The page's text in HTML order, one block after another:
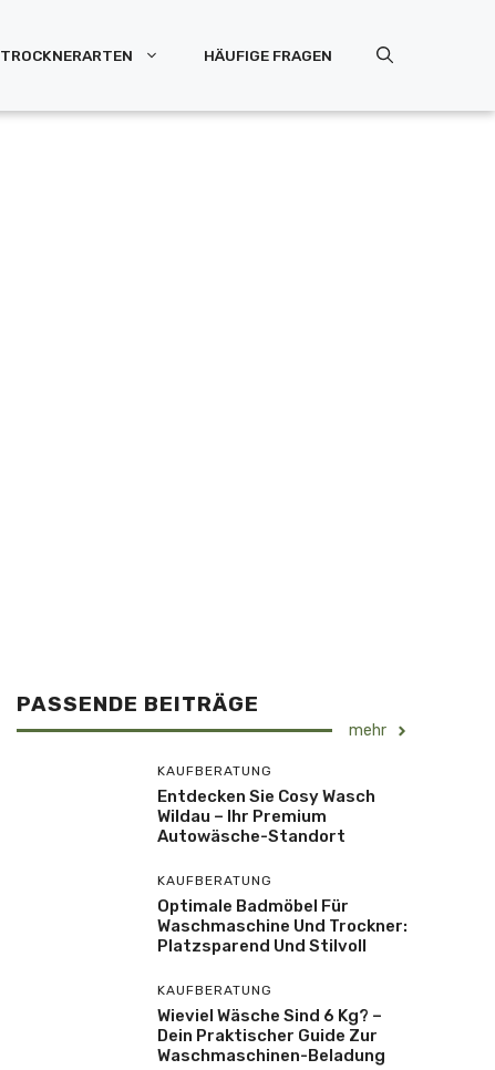
TROCKNERARTEN HÄUFIGE FRAGEN
PASSENDE BEITRÄGE
mehr
KAUFBERATUNG
Entdecken Sie Cosy Wasch
Wildau – Ihr Premium
Autowäsche-Standort
KAUFBERATUNG
Optimale Badmöbel Für
Waschmaschine Und Trockner:
Platzsparend Und Stilvoll
KAUFBERATUNG
Wieviel Wäsche Sind 6 Kg? –
Dein Praktischer Guide Zur
Waschmaschinen-Beladung